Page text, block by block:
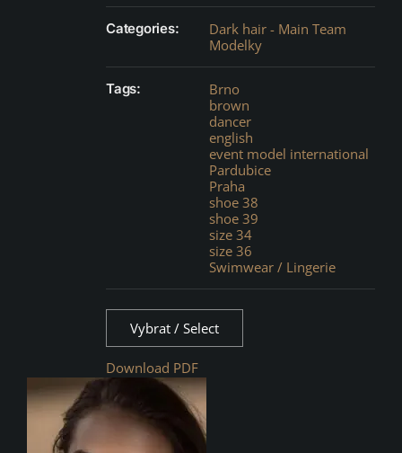
Categories:
Dark hair - Main Team
Modelky
Tags:
Brno
brown
dancer
english
event model international
Pardubice
Praha
shoe 38
shoe 39
size 34
size 36
Swimwear / Lingerie
Vybrat / Select
Download PDF